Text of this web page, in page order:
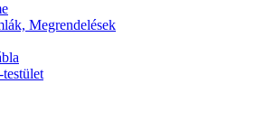
Megrendelések